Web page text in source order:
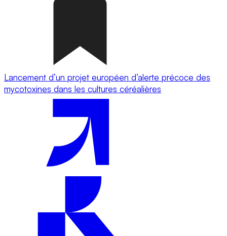
Lancement d’un projet européen d’alerte précoce des
mycotoxines dans les cultures céréalières